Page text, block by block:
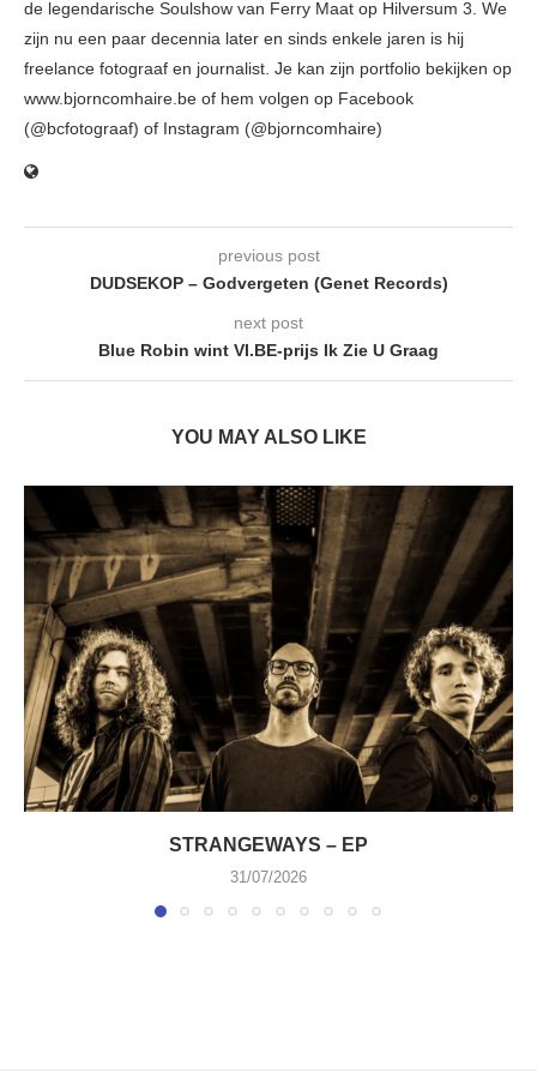
de legendarische Soulshow van Ferry Maat op Hilversum 3. We
zijn nu een paar decennia later en sinds enkele jaren is hij
freelance fotograaf en journalist. Je kan zijn portfolio bekijken op
www.bjorncomhaire.be of hem volgen op Facebook
(@bcfotograaf) of Instagram (@bjorncomhaire)
previous post
DUDSEKOP – Godvergeten (Genet Records)
next post
Blue Robin wint VI.BE-prijs Ik Zie U Graag
YOU MAY ALSO LIKE
STRANGEWAYS – EP
31/07/2026